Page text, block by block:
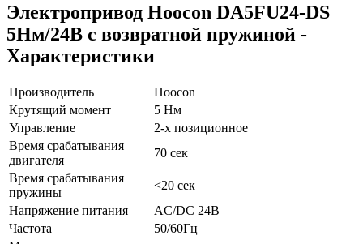
Электропривод Hoocon DA5FU24-DS
5Нм/24В с возвратной пружиной -
Характеристики
Производитель
Hoocon
Крутящий момент
5 Нм
Управление
2-х позиционное
Время срабатывания
двигателя
70 сек
Время срабатывания
пружины
<20 сек
Напряжение питания
AC/DC 24В
Частота
50/60Гц